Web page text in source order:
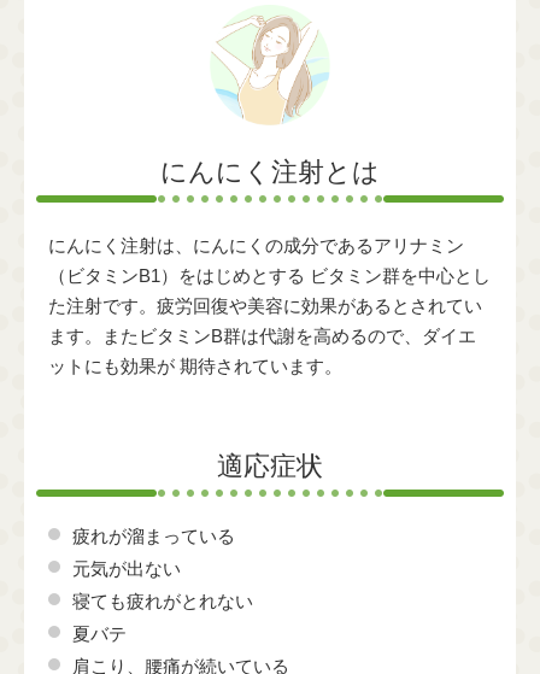
にんにく注射とは
にんにく注射は、にんにくの成分であるアリナミン
（ビタミンB1）をはじめとする ビタミン群を中心とし
た注射です。疲労回復や美容に効果があるとされてい
ます。またビタミンB群は代謝を高めるので、ダイエ
ットにも効果が 期待されています。
適応症状
疲れが溜まっている
元気が出ない
寝ても疲れがとれない
夏バテ
肩こり、腰痛が続いている